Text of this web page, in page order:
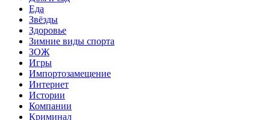
Еда
Звёзды
Здоровье
Зимние виды спорта
ЗОЖ
Игры
Импортозамещение
Интернет
Истории
Компании
Криминал